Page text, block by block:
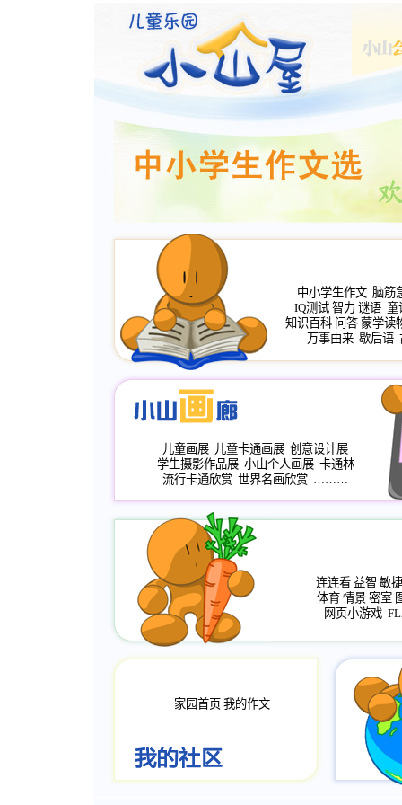
中小学生作文 脑筋
IQ测试 智力 谜语 童
知识百科 问答 蒙学读
万事由来 歇后语
儿童画展 儿童卡通画展 创意设计展
学生摄影作品展 小山个人画展 卡通林
流行卡通欣赏 世界名画欣赏 ………
连连看 益智 敏捷
体育 情景 密室
网页小游戏
家园首页 我的作文